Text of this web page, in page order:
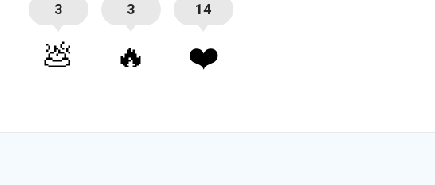
3
💩
3
🔥
14
❤️